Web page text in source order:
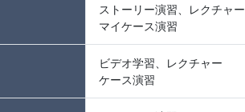
ストーリー演習、レクチャー
マイケース演習
ビデオ学習、レクチャー
ケース演習